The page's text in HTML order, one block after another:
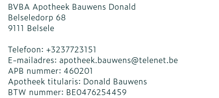
BVBA Apotheek Bauwens Donald
Belseledorp 68
9111 Belsele
Telefoon: +3237723151
E-mailadres: apotheek.bauwens@telenet.be
APB nummer: 460201
Apotheek titularis: Donald Bauwens
BTW nummer: BE0476254459